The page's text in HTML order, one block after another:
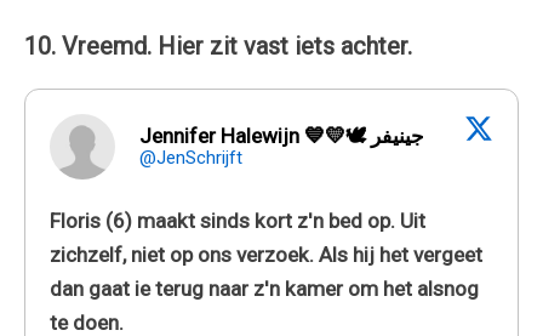
10. Vreemd. Hier zit vast iets achter.
Jennifer Halewijn 💙💛🕊 جينيفر
@JenSchrijft
Floris (6) maakt sinds kort z'n bed op. Uit
zichzelf, niet op ons verzoek. Als hij het vergeet
dan gaat ie terug naar z'n kamer om het alsnog
te doen.